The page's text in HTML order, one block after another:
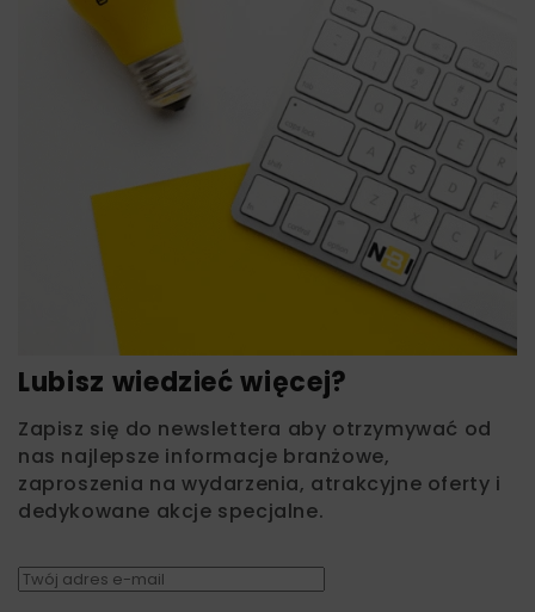
Lubisz wiedzieć więcej?
Zapisz się do newslettera aby otrzymywać od
nas najlepsze informacje branżowe,
zaproszenia na wydarzenia, atrakcyjne oferty i
dedykowane akcje specjalne.